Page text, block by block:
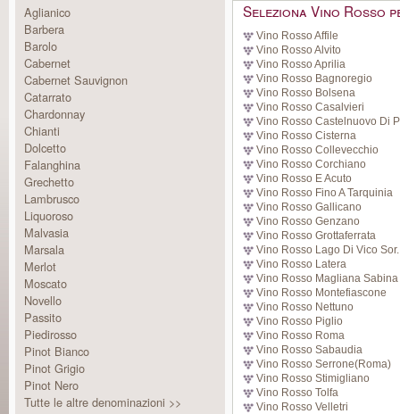
Aglianico
Barbera
Barolo
Cabernet
Cabernet Sauvignon
Catarrato
Chardonnay
Chianti
Dolcetto
Falanghina
Grechetto
Lambrusco
Liquoroso
Malvasia
Marsala
Merlot
Moscato
Novello
Passito
Piedirosso
Pinot Bianco
Pinot Grigio
Pinot Nero
Tutte le altre denominazioni >>
Seleziona Vino Rosso
Vino Rosso Affile
Vino Rosso Alvito
Vino Rosso Aprilia
Vino Rosso Bagnoregio
Vino Rosso Bolsena
Vino Rosso Casalvieri
Vino Rosso Castelnuovo Di
Vino Rosso Cisterna
Vino Rosso Collevecchio
Vino Rosso Corchiano
Vino Rosso E Acuto
Vino Rosso Fino A Tarquinia
Vino Rosso Gallicano
Vino Rosso Genzano
Vino Rosso Grottaferrata
Vino Rosso Lago Di Vico
Vino Rosso Latera
Vino Rosso Magliana Sabina
Vino Rosso Montefiascone
Vino Rosso Nettuno
Vino Rosso Piglio
Vino Rosso Roma
Vino Rosso Sabaudia
Vino Rosso Serrone(Roma)
Vino Rosso Stimigliano
Vino Rosso Tolfa
Vino Rosso Velletri